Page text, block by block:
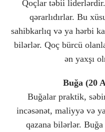
Qoçlar təbii
qərarlıdırlar. Bu
sahibkarlıq və ya hərbi
bilərlər. Qoç bürcü
ən yaxşı
Buğa (20
Buğalar praktik,
incəsənət, maliyyə və
qazana bilərlər.